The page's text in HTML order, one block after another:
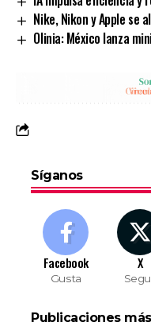
Nike, Nikon y Apple se
Olinia: México lanza
Síganos
Facebook
Gusta
X
Publicaciones